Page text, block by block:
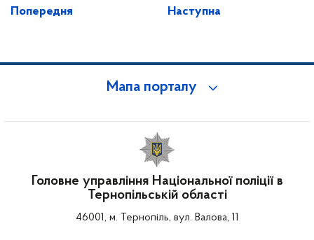
Попередня Наступна
Мапа порталу
Головне управління Національної поліції в
Тернопільській області
46001, м. Тернопіль, вул. Валова, 11